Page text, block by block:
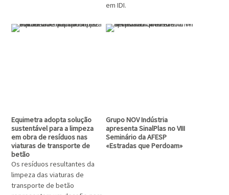
em IDI.
Equimetra adopta solução
sustentável para a limpeza
em obra de resíduos nas
viaturas de transporte de
betão
Os resíduos resultantes da
limpeza das viaturas de
transporte de betão
Grupo NOV Indústria
apresenta SinalPlas no VIII
Seminário da AFESP
«Estradas que Perdoam»